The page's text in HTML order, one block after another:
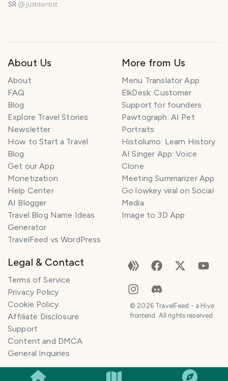
SR @ justdentist
SMILES
About Us
About
FAQ
Blog
Explore Travel Stories
Newsletter
How to Start a Travel
Blog
Get our App
Monetization
Help Center
AI Blogger
Travel Blog Name Ideas
Generator
TravelFeed vs WordPress
More from Us
Menu Translator App
ElkDesk: Customer
Support for founders
Pawtograph: AI Pet
Portraits
Histolumo: Learn History
AI Singer App: Voice
Clone
Meeting Summarizer App
Go lowkey viral on Social
Media
Image to 3D App
Legal & Contact
Terms of Service
Privacy Policy
Cookie Policy
Affiliate Disclosure
Support
Content and DMCA
General Inquiries
© 2026TravelFeed - a Hive
frontend. All rights reserved.